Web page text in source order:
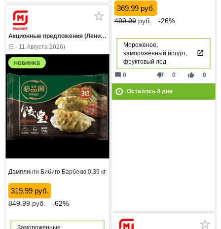
369.99 руб.
499.99руб. -26%
Мороженое,
замороженный йогурт,
фруктовый лед
thumb_down 0 thumb_up 0
mode_comment 0
Осталось 4дня
Акционные предложения (Ленинградская область)
(5 - 11 Августа 2026)
Дамплинги Бибиго Барбекю 0,39 кг
319.99 руб.
849.99руб. -62%
Замороженные